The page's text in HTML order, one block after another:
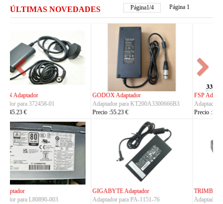
ÚLTIMAS NOVEDADES Página2/4 Página 1
FSP Adaptador
Adaptador para FSP330-ACAU3
Precio :164.23 €
HUAWEI Adaptador
Adaptador para S190126D1D
Precio :40.23 €
TRIMBLE Adaptador
Adaptador para
ASUS Adaptador
Adaptador para A14-150P1A